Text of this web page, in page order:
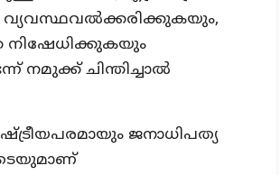
നിഷേധിക്കുകയും
നമുക്ക് ചിന്തിച്ചാൽ
ജനാധിപത്യ